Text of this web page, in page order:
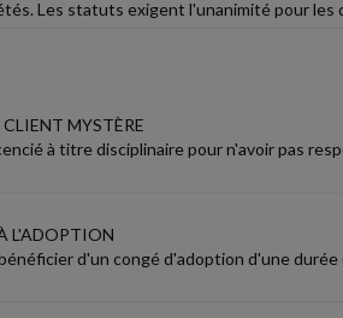
Les statuts exigent l'unanimité pour les
MYSTÈRE
à titre disciplinaire pour n'avoir pas
L'ADOPTION
d'un congé d'adoption d'une